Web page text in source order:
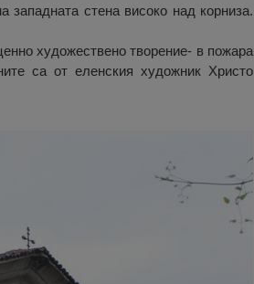
западната стена високо над корниза.
художествено творение- в пожара
са от еленския художник Христо